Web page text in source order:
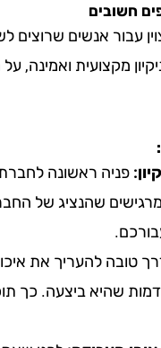
חשובים
עבור אנשים
מקצועית ואמינה,
:
פניה ראשונה לחברת
שהנציג של
טובה להעריך את
שהיא ביצעה. כך